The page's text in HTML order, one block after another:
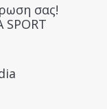
σας!